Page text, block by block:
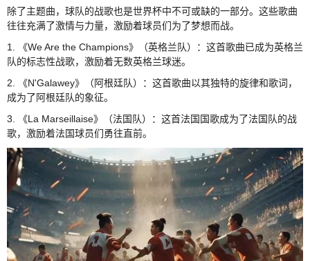
除了主题曲，球队的战歌也是世界杯中不可或缺的一部分。这些歌曲
往往充满了激情与力量，激励着球员们为了梦想而战。
1. 《We Are the Champions》（英格兰队）：这首歌曲已成为英格兰
队的标志性战歌，激励着无数英格兰球迷。
2. 《N'Galawey》（阿根廷队）：这首歌曲以其独特的旋律和歌词，
成为了阿根廷队的象征。
3. 《La Marseillaise》（法国队）：这首法国国歌成为了法国队的战
歌，激励着法国球员们勇往直前。